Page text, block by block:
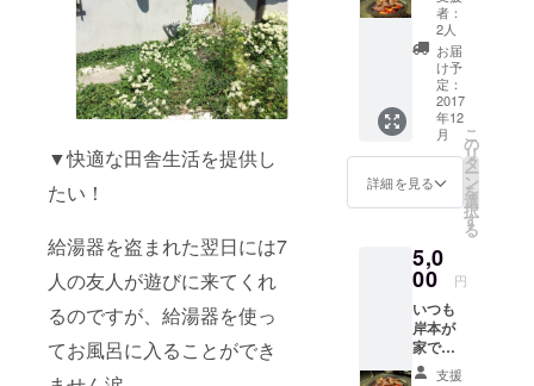
▼快適な田舎生活を提供し
たい！
給湯器を盗まれた翌日には7
人の友人が遊びに来てくれ
るのですが、給湯器を使っ
てお風呂に入ることができ
33.00％
・35
際〜44
歳が
15.50％
・男女
比は
54.15％
：
44.85％
ており
ます。
る鹿肉
料理の
東京
ホーム
パー
ティに
招待。
滋賀県
で総勢
400人程
度に振
る舞っ
鹿肉料
理会を
東京で
開催し
ます！
もちろ
ん僕も
者：
2人
お届
け予
定：
2017
年12
月
詳細を見る
こ
の
リ
タ
ー
ン
を
選
択
す
る
5,0
00 円
いつも
岸本が
家で食
べてい
支援